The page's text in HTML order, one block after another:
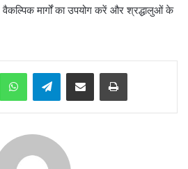
मार्गों का उपयोग करें और श्रद्धालुओं के
WhatsAppTelegramShare via Email Print